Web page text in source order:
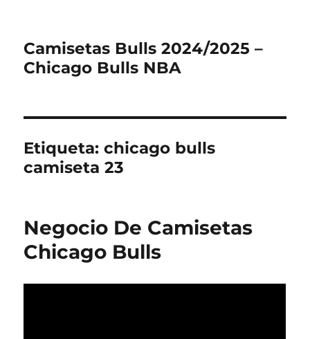
Camisetas Bulls 2024/2025 –
Chicago Bulls NBA
Etiqueta:chicago bulls
camiseta 23
Negocio De Camisetas
Chicago Bulls